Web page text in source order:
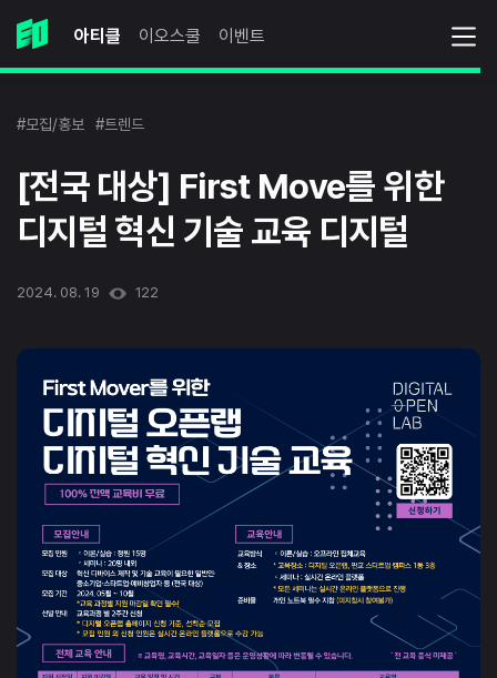
아티클 이오스쿨 이벤트
#모집/홍보 #트렌드
[전국 대상] First Move를 위한
디지털 혁신 기술 교육 디지털
2024. 08. 19 122